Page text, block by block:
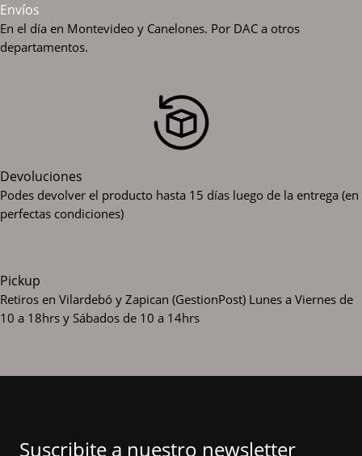
Envíos
En el día en Montevideo y Canelones. Por DAC a otros
departamentos.
Devoluciones
Podes devolver el producto hasta 15 días luego de la entrega (en
perfectas condiciones)
Pickup
Retiros en Vilardebó y Zapican (GestionPost) Lunes a Viernes de
10 a 18hrs y Sábados de 10 a 14hrs
Suscribite a nuestro newsletter